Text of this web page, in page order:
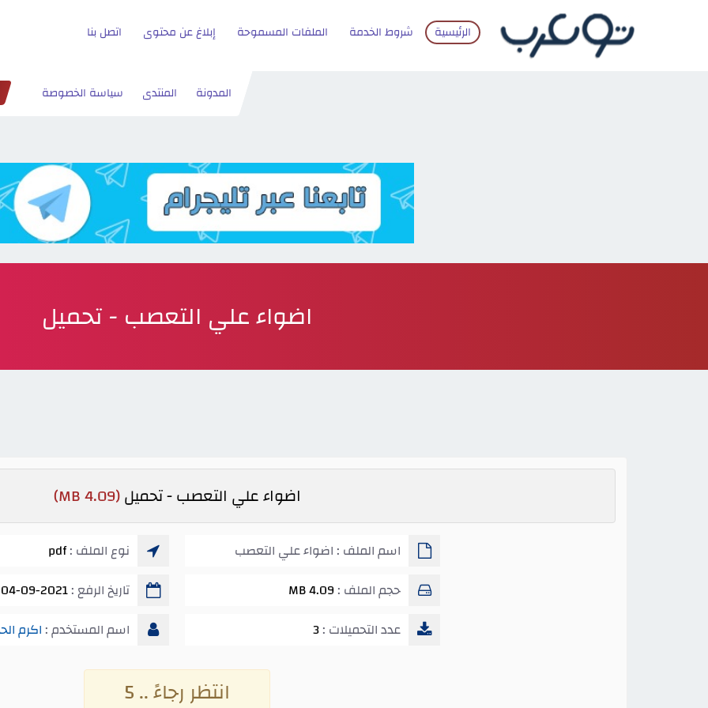
الرئيسية شروط الخدمة الملفات المسموحة إبلاغ عن محتوى اتصل بنا
المدونة المنتدى سياسة الخصوصة
اضواء علي التعصب - تحميل
اضواء علي التعصب - تحميل(4.09 MB)
اسم الملف : اضواء علي التعصب نوع الملف :pdf
حجم الملف :4.09 MB تاريخ الرفع :04-09-2021 08:54 ص
عدد التحميلات :3 اسم المستخدم : اكرم
انتظر رجاءً .. 5